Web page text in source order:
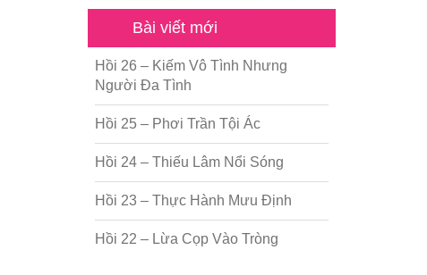
Bài viết mới
Hồi 26 – Kiếm Vô Tình Nhưng
Người Đa Tình
Hồi 25 – Phơi Trần Tội Ác
Hồi 24 – Thiếu Lâm Nổi Sóng
Hồi 23 – Thực Hành Mưu Định
Hồi 22 – Lừa Cọp Vào Tròng